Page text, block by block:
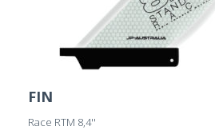
FIN
Race RTM 8,4''